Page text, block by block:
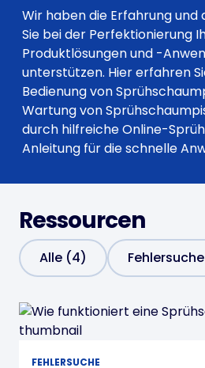
Wir haben die Erfahrung und
Sie bei der Perfektionierung
Produktlösungen und -
unterstützen. Hier erfahren
Bedienung von
Wartung von
durch hilfreiche Online-
Anleitung für die schnelle
Ressourcen
Alle (4)
FEHLERSUCHE